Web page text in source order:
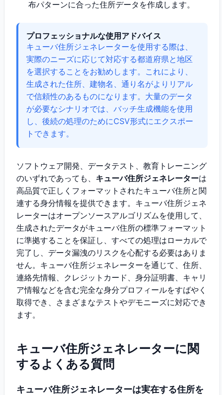
布パターンに合った住所データを作成します。
プロフェッショナルな使用アドバイス
キューバ住所ジェネレーターを使用する際は、
実際のニーズに応じて対応する都道府県と地区
を選択することをお勧めします。これにより、
生成された住所、建物名、通り名がよりリアル
で信頼性のあるものになります。大量のデータ
が必要なシナリオでは、バッチ生成機能を使用
し、後続の処理のためにCSV形式にエクスポー
トできます。
ソフトウェア開発、データテスト、教育トレーニング
のいずれであっても、 キューバ住所ジェネレーターは
高品質で正しくフォーマットされたキューバ住所と関
連する身分情報を提供できます。キューバ住所ジェネ
レーターはオープンソースアルゴリズムを使用して、
生成されたデータがキューバ住所の標準フォーマット
に準拠することを保証し、すべての処理はローカルで
完了し、データ漏洩のリスクを心配する必要はありま
せん。キューバ住所ジェネレーターを通じて、住所、
連絡先情報、クレジットカード、身分証明書、キャリ
ア情報などを含む完全な身分プロフィールをすばやく
取得でき、さまざまなテストやデモニーズに対応でき
ます。
キューバ住所ジェネレーターに関
するよくある質問
キューバ住所ジェネレーターは実在する住所を